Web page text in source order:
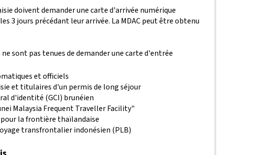
doivent demander une carte d'arrivée numérique
3 jours précédant leur arrivée. La MDAC peut être obtenu
sont pas tenues de demander une carte d'entrée
et officiels
et titulaires d'un permis de long séjour
d'identité (GCI) brunéien
Malaysia Frequent Traveller Facility"
la frontière thaïlandaise
transfrontalier indonésien (PLB)